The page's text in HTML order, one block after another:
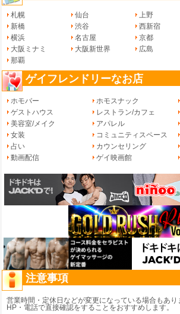
札幌 仙台 上野
新橋
渋谷 西新宿
横浜
名古屋 京都
大阪ミナミ
大阪新世界 広島
那覇
ゲイフレンドリーなお店
ホモバー ホモスナック
ゲストハウス
レストラン/カフェ
美容室/メイク
アパレル
女装
コミュニティスペース
占い
カウンセリング
動画配信
ゲイ映画館
注意事項
営業時間・定休日などが変更になっている場合もあり
HP・電話で直接確認をすることをおすすめします。